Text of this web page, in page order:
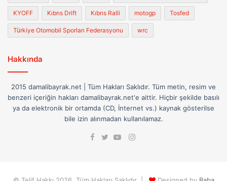
KYOFF Kıbrıs Drift Kıbrıs Ralli motogp Tosfed
Türkiye Otomobil Sporları Federasyonu wrc
Hakkında
2015 damalibayrak.net | Tüm Hakları Saklıdır. Tüm metin, resim ve
benzeri içeriğin hakları damalibayrak.net'e aittir. Hiçbir şekilde basılı
ya da elektronik bir ortamda (CD, İnternet vs.) kaynak gösterilse
bile izin alınmadan kullanılamaz.
FacebookInstagram